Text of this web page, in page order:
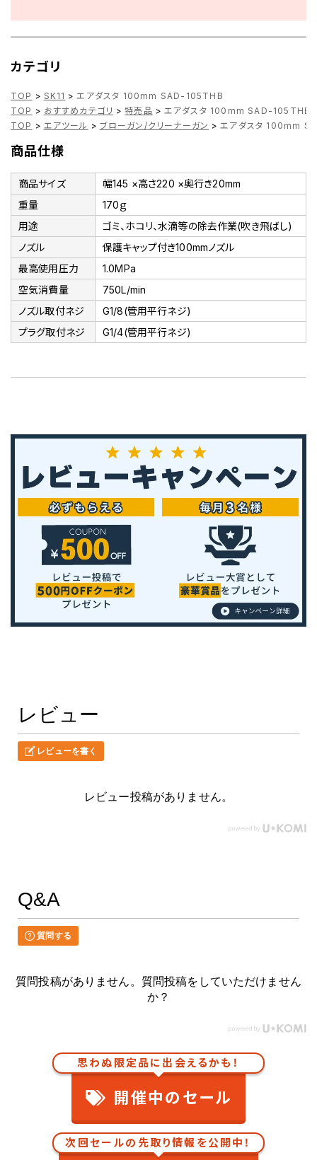
カテゴリ
TOP > SK11 > エアダスタ 100mm SAD-105THB
TOP > おすすめカテゴリ > 特売品 > エアダスタ 100mm SAD-105THB
TOP > エアツール > ブローガン/クリーナーガン > エアダスタ 100mm
商品仕様
商品サイズ
幅145 ×高さ220 ×奥行き20mm
重量
170ｇ
用途
ゴミ、ホコリ、水滴等の除去作業(吹き飛ばし)
ノズル
保護キャップ付き100mmノズル
最高使用圧力
1.0MPa
空気消費量
750L/min
ノズル取付ネジ
G1/8(管用平行ネジ)
プラグ取付ネジ
G1/4(管用平行ネジ)
レビュー
レビューを書く
レビュー投稿がありません。
Q&A
質問する
質問投稿がありません。質問投稿をしていただけません
か？
思わぬ限定品に出会えるかも！
開催中のセール
次回セールの先取り情報を公開中！